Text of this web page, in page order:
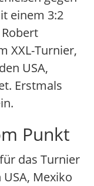
einem 3:2
XXL-Turnier,
USA,
Erstmals
Punkt
das Turnier
USA, Mexiko